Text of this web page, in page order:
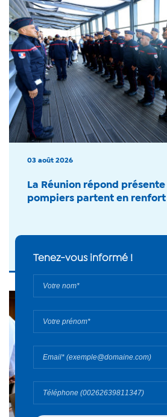
03 août 2026
La Réunion répond
pompiers partent en renfort
Tenez-vous informé !
nom*
prénom*
email*
numéro